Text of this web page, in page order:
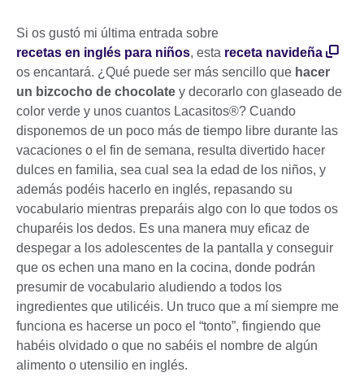
Si os gustó mi última entrada sobre
recetas en inglés para niños, esta receta navideña
os encantará. ¿Qué puede ser más sencillo que hacer
un bizcocho de chocolate y decorarlo con glaseado de
color verde y unos cuantos Lacasitos®? Cuando
disponemos de un poco más de tiempo libre durante las
vacaciones o el fin de semana, resulta divertido hacer
dulces en familia, sea cual sea la edad de los niños, y
además podéis hacerlo en inglés, repasando su
vocabulario mientras preparáis algo con lo que todos os
chuparéis los dedos. Es una manera muy eficaz de
despegar a los adolescentes de la pantalla y conseguir
que os echen una mano en la cocina, donde podrán
presumir de vocabulario aludiendo a todos los
ingredientes que utilicéis. Un truco que a mí siempre me
funciona es hacerse un poco el “tonto”, fingiendo que
habéis olvidado o que no sabéis el nombre de algún
alimento o utensilio en inglés.